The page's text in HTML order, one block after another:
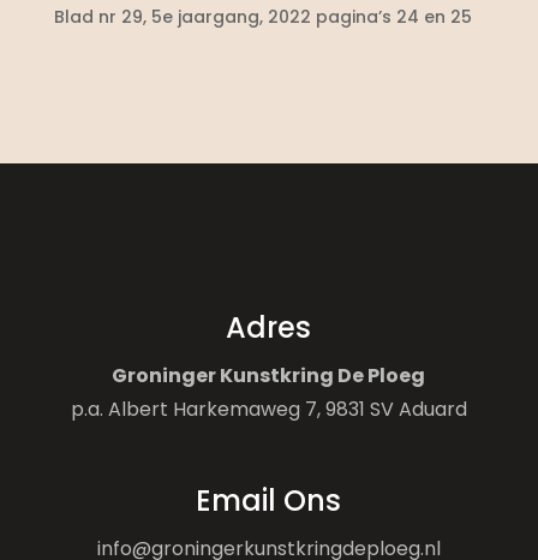
Blad nr 29, 5e jaargang, 2022 pagina’s 24 en 25
Adres
Groninger Kunstkring De Ploeg
p.a. Albert Harkemaweg 7, 9831 SV Aduard
Email Ons
info@groningerkunstkringdeploeg.nl